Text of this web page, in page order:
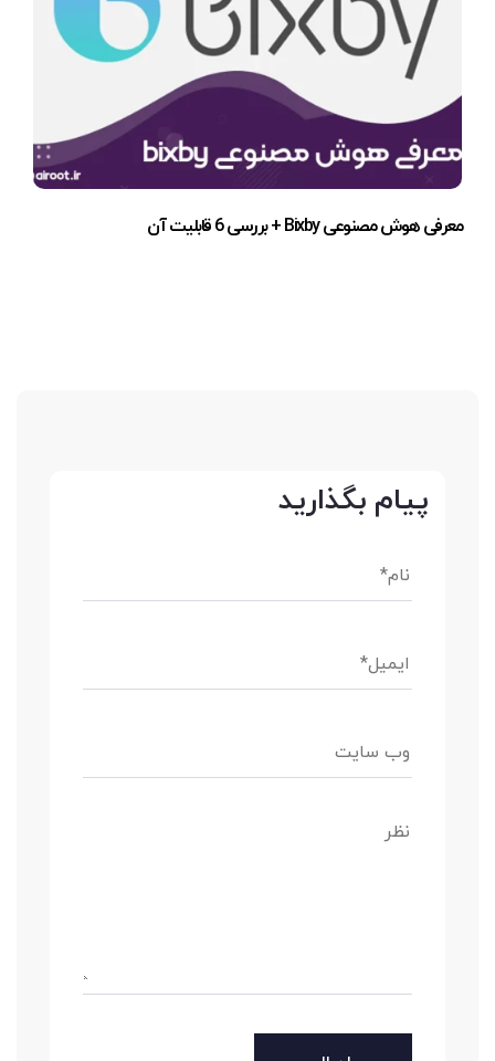
معرفی هوش مصنوعی Bixby + بررسی 6 قابلیت آن
پیام بگذارید